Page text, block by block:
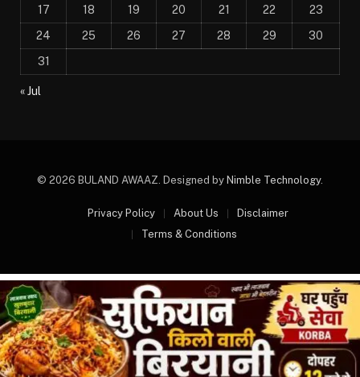
17
18 19 20 21 22
23
24
25 26 27 28 29
30
31
« Jul
© 2026 BULAND AWAAZ. Designed by Nimble Technology.
Privacy Policy About Us
Disclaimer
Terms & Conditions